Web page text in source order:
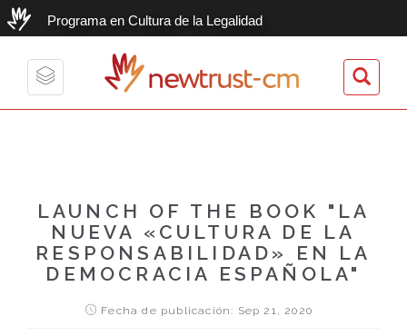
Programa en Cultura de la Legalidad
Toggle
newtrust-cm
LAUNCH OF THE BOOK "LA
NUEVA «CULTURA DE LA
RESPONSABILIDAD» EN LA
DEMOCRACIA ESPAÑOLA"
Fecha de publicación: Sep 21, 2020